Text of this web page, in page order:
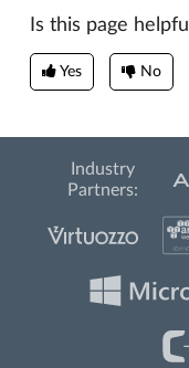
Is this page
Yes No
Industry
Partners: